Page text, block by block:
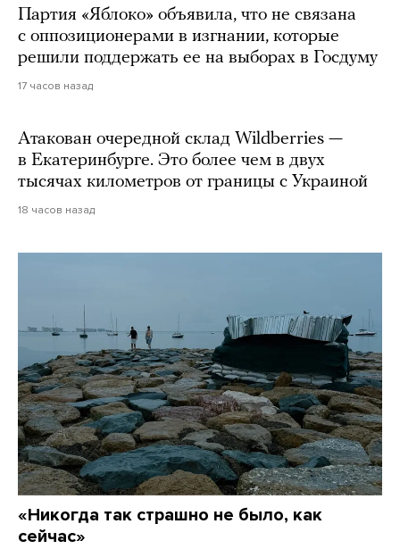
Партия «Яблоко» объявила, что не связана
с оппозиционерами в изгнании, которые
решили поддержать ее на выборах в Госдуму
17 часов назад
Атакован очередной склад Wildberries —
в Екатеринбурге. Это более чем в двух
тысячах километров от границы с Украиной
18 часов назад
«Никогда так страшно не было, как
сейчас»